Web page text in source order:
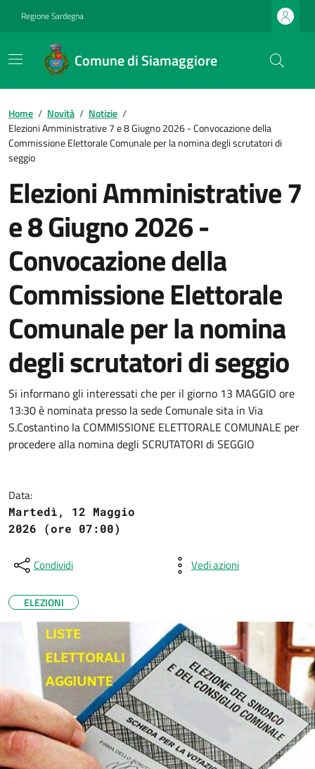
Regione Sardegna
Comune di Siamaggiore
Home / Novità / Notizie /
Elezioni Amministrative 7 e 8 Giugno 2026 - Convocazione della
Commissione Elettorale Comunale per la nomina degli scrutatori di
seggio
Elezioni Amministrative 7
e 8 Giugno 2026 -
Convocazione della
Commissione Elettorale
Comunale per la nomina
degli scrutatori di seggio
Si informano gli interessati che per il giorno 13 MAGGIO ore
13:30 è nominata presso la sede Comunale sita in Via
S.Costantino la COMMISSIONE ELETTORALE COMUNALE per
procedere alla nomina degli SCRUTATORI di SEGGIO
Data:
Martedì, 12 Maggio
2026 (ore 07:00)
Condividi Vedi azioni
ELEZIONI